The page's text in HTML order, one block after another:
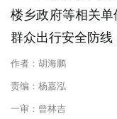
楼乡政府等相关
群众出行安全防线
作者：胡海鹏
责编：杨嘉泓
一审：曾林吉